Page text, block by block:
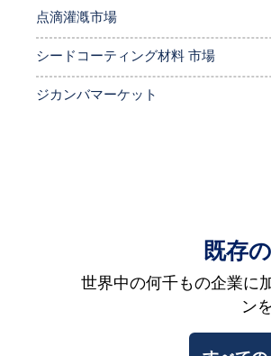
点滴灌漑市場
シードコーティング材料 市場
ジカンバマーケット
既存
世界中の何千もの企業に
ン